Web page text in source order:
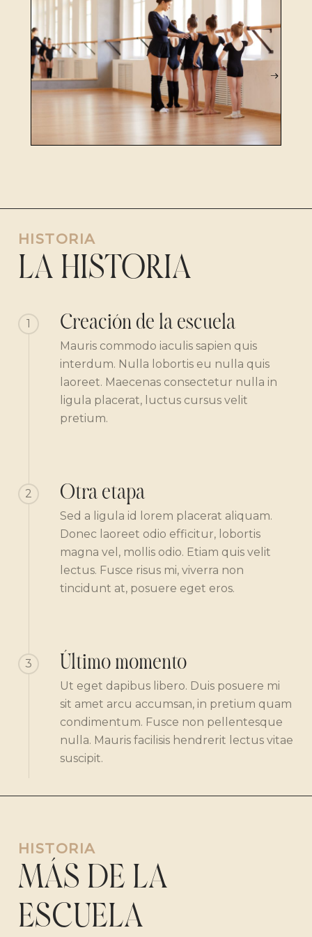
HISTORIA
LA HISTORIA
1 Creación de la escuela
Mauris commodo iaculis sapien quis
interdum. Nulla lobortis eu nulla quis
laoreet. Maecenas consectetur nulla in
ligula placerat, luctus cursus velit
pretium.
2 Otra etapa
Sed a ligula id lorem placerat aliquam.
Donec laoreet odio efficitur, lobortis
magna vel, mollis odio. Etiam quis velit
lectus. Fusce risus mi, viverra non
tincidunt at, posuere eget eros.
3 Último momento
Ut eget dapibus libero. Duis posuere mi
sit amet arcu accumsan, in pretium quam
condimentum. Fusce non pellentesque
nulla. Mauris facilisis hendrerit lectus vitae
suscipit.
HISTORIA
MÁS DE LA
ESCUELA